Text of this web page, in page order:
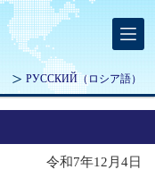
РУССКИЙ（ロシア語）
令和7年12月4日